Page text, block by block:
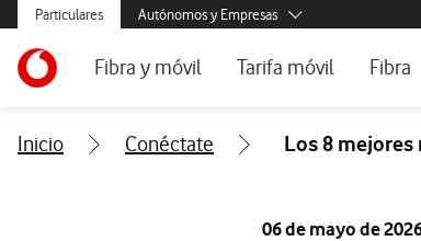
Menús secundarios. Enlace a particulares, empresas
Particulares
Menus de segmentación para empresas y
Autónomos y Empresas
Pymes
y AA.PP.
Ir a la pagina principal de vodafone.es
Fibra y móvil Tarifa móvil Fibra
Inicio Conéctate Los 8 mejores
06 de mayo de